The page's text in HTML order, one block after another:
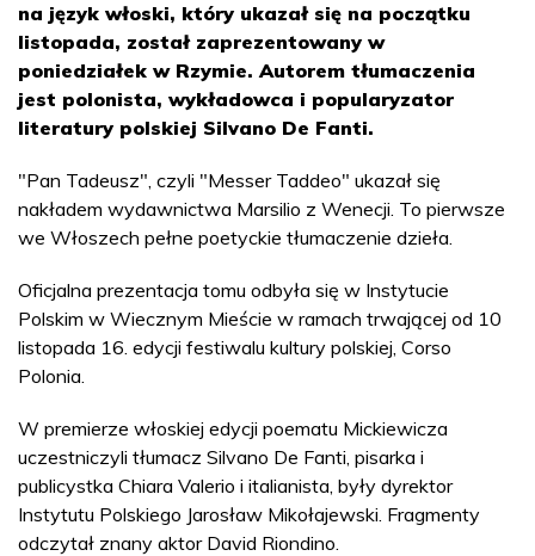
na język włoski, który ukazał się na początku
listopada, został zaprezentowany w
poniedziałek w Rzymie. Autorem tłumaczenia
jest polonista, wykładowca i popularyzator
literatury polskiej Silvano De Fanti.
"Pan Tadeusz", czyli "Messer Taddeo" ukazał się
nakładem wydawnictwa Marsilio z Wenecji. To pierwsze
we Włoszech pełne poetyckie tłumaczenie dzieła.
Oficjalna prezentacja tomu odbyła się w Instytucie
Polskim w Wiecznym Mieście w ramach trwającej od 10
listopada 16. edycji festiwalu kultury polskiej, Corso
Polonia.
W premierze włoskiej edycji poematu Mickiewicza
uczestniczyli tłumacz Silvano De Fanti, pisarka i
publicystka Chiara Valerio i italianista, były dyrektor
Instytutu Polskiego Jarosław Mikołajewski. Fragmenty
odczytał znany aktor David Riondino.